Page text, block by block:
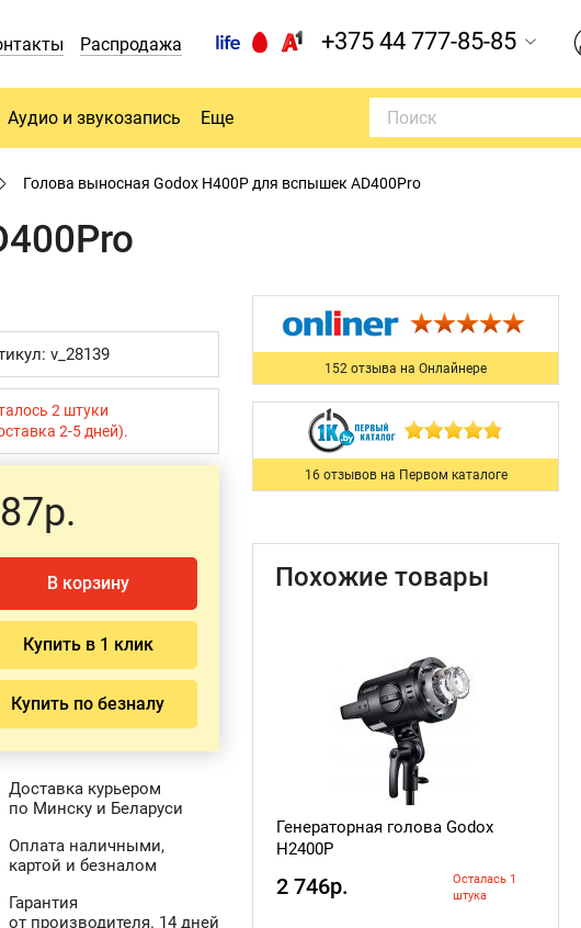
Распродажа +375 44 777-85-85
Аудио и звукозапись Еще
Голова выносная Godox H400P для вспышек AD400Pro
v_28139
2 штуки
2-5 дней).
В корзину
Купить в 1 клик
Купить по безналу
Доставка курьером
по Минску и Беларуси
Оплата наличными,
картой и безналом
Гарантия
от производителя. 14 дней
152 отзыва на Онлайнере
16 отзывов на Первом каталоге
Похожие товары
Генераторная голова Godox
H2400P
2 746р.
Осталась 1
штука